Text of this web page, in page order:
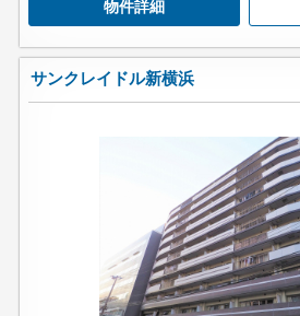
物件詳細
サンクレイドル新横浜